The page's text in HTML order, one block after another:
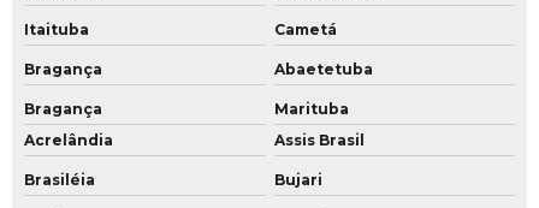
Itaituba Cametá
Bragança Abaetetuba
Bragança
Marituba
Acrelândia
Assis Brasil
Brasiléia Bujari